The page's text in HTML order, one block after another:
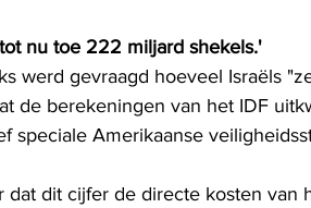
nu toe 222 miljard shekels.'
werd gevraagd hoeveel Israëls
de berekeningen van het IDF
speciale Amerikaanse
dat dit cijfer de directe kosten van